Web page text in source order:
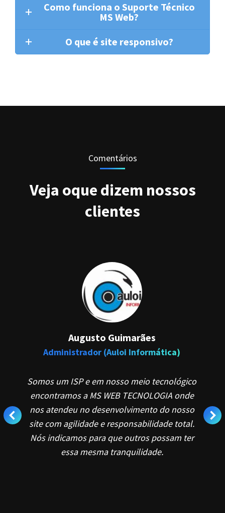
Como funciona o Suporte Técnico
MS Web?
O que é site responsivo?
Comentários
Veja oque dizem nossos
clientes
Augusto Guimarães
Administrador (Auloi Informática)
Somos um ISP e em nosso meio tecnológico
encontramos a MS WEB TECNOLOGIA onde
nos atendeu no desenvolvimento do nosso
site com agilidade e responsabilidade total.
Nós indicamos para que outros possam ter
essa mesma tranquilidade.